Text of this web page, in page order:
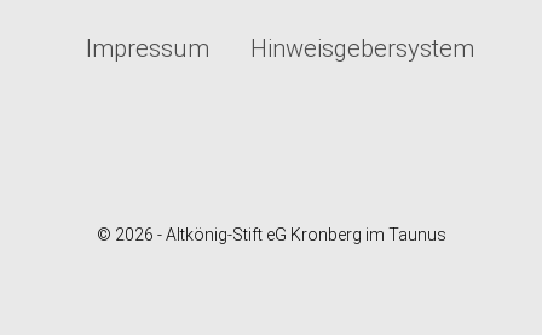
Impressum Hinweisgebersystem
© 2026 - Altkönig-Stift eG Kronberg im Taunus